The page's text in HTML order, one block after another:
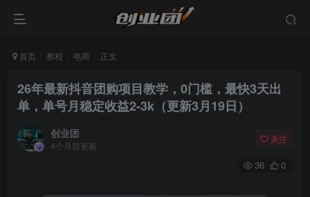
首页 教程 电商 正文
26年最新抖音团购项目教学，0门槛，最快3天出
单，单号月稳定收益2-3k（更新3月19日）
创业团
4个月前更新
关注
36 0